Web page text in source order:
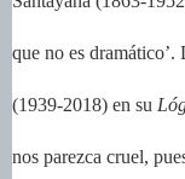
que no es
(1939-2018) en su
nos parezca cruel,